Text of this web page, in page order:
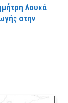
Λουκά
στην